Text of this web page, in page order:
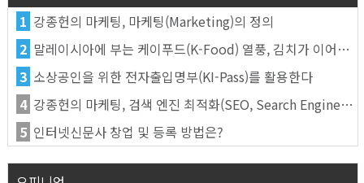
1 강종헌의 마케팅, 마케팅(Marketing)의 정의
2 말레이시아에 부는 케이푸드(K-Food) 열풍, 김치가 이어간다
3 소상공인을 위한 전자출입명부(KI-Pass)를 활용한다
4 강종헌의 마케팅, 검색 엔진 최적화(SEO, Search Engine Optimization)란
5 인터넷신문사 창업 및 등록 방법은?